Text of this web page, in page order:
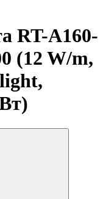
RT-A160-
(12 W/m,